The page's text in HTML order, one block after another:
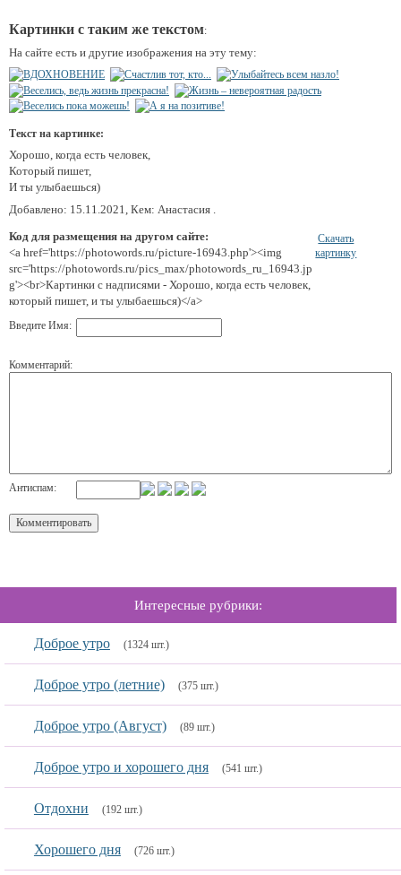
Картинки с таким же текстом:
На сайте есть и другие изображения на эту тему:
Текст на картинке:
Хорошо, когда есть человек,
Который пишет,
И ты улыбаешься)
Добавлено: 15.11.2021, Кем: Анастасия .
Код для размещения на другом сайте:
<a href='https://photowords.ru/picture-16943.php'><img
src='https://photowords.ru/pics_max/photowords_ru_16943.jp
g'><br>Картинки с надписями - Хорошо, когда есть человек,
который пишет, и ты улыбаешься)</a>
Скачать
картинку
Введите Имя:
Комментарий:
Антиспам:
Интересные рубрики:
Доброе утро (1324 шт.)
Доброе утро (летние) (375 шт.)
Доброе утро (Август) (89 шт.)
Доброе утро и хорошего дня (541 шт.)
Отдохни (192 шт.)
Хорошего дня (726 шт.)